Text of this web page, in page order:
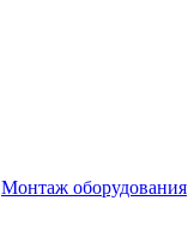
Монтаж оборудования